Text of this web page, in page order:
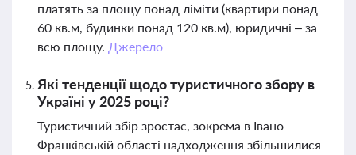
платять за площу понад ліміти (квартири понад
60 кв.м, будинки понад 120 кв.м), юридичні – за
всю площу. Джерело
Які тенденції щодо туристичного збору в
Україні у 2025 році?
Туристичний збір зростає, зокрема в Івано-
Франківській області надходження збільшилися